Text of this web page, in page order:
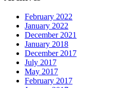
February 2022
January 2022
December 2021
January 2018
December 2017
July 2017
May 2017
February 2017